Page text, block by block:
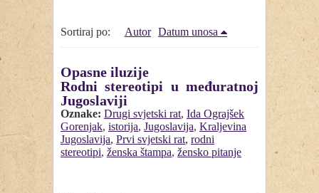
Sortiraj po: Autor Datum unosa
Opasne iluzije
Rodni stereotipi u međuratnoj
Jugoslaviji
Oznake: Drugi svjetski rat, Ida Ograjšek
Gorenjak, istorija, Jugoslavija, Kraljevina
Jugoslavija, Prvi svjetski rat, rodni
stereotipi, ženska štampa, žensko pitanje